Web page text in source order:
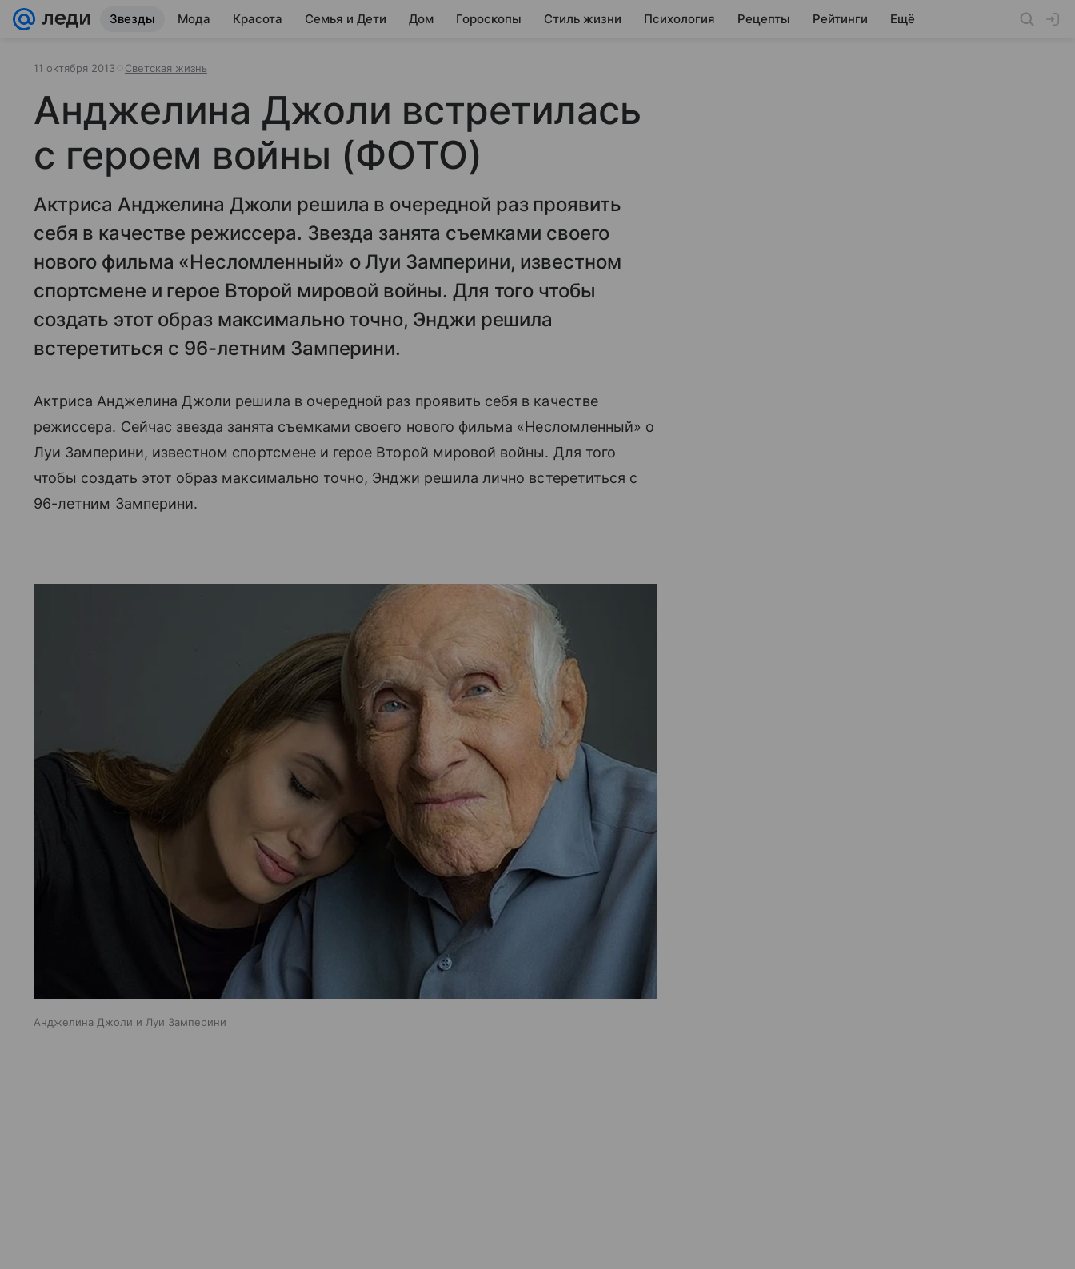
Звезды Мода Красота Семья и Дети Дом Гороскопы Стиль жизни Психология Рецепты Рейтинги Ещё
11 октября 2013 Светская жизнь
Анджелина Джоли встретилась
с героем войны (ФОТО)
Актриса Анджелина Джоли решила в очередной раз проявить
себя в качестве режиссера. Звезда занята съемками своего
нового фильма «Несломленный» о Луи Замперини, известном
спортсмене и герое Второй мировой войны. Для того чтобы
создать этот образ максимально точно, Энджи решила
встеретиться с 96-летним Замперини.
Актриса Анджелина Джоли решила в очередной раз проявить себя в качестве
режиссера. Сейчас звезда занята съемками своего нового фильма «Несломленный» о
Луи Замперини, известном спортсмене и герое Второй мировой войны. Для того
чтобы создать этот образ максимально точно, Энджи решила лично встеретиться с
96-летним Замперини.
Анджелина Джоли и Луи Замперини